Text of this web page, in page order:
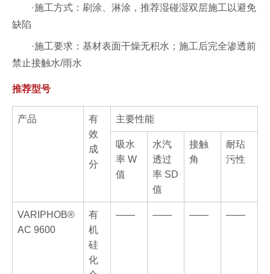
·施工方式：刷涂、淋涂，推荐湿碰湿双层施工以避免
缺陷
·施工要求：基材表面干燥无积水；施工后完全渗透前
禁止接触水/雨水
推荐型号
产品
有
效
成
分
主要性能
吸水
率 W
值
水汽
透过
率 SD
值
接触
角
耐玷
污性
VARIPHOB®
AC 9600
有
机
硅
化
—— —— —— ——